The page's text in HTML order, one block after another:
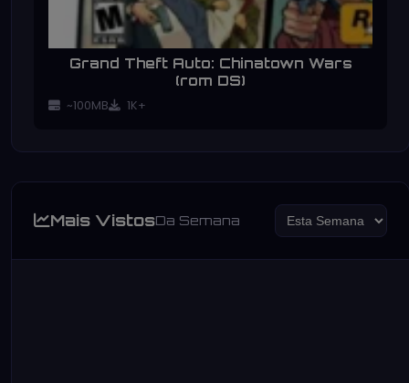
Grand Theft Auto: Chinatown Wars
(rom DS)
~100MB 1K+
Mais VistosDa Semana